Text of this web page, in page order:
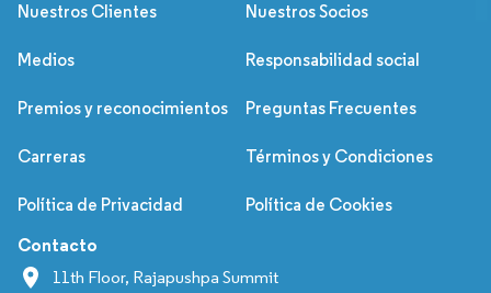
Nuestros Clientes Nuestros Socios
Medios Responsabilidad social
Premios y reconocimientos Preguntas Frecuentes
Carreras Términos y Condiciones
Política de Privacidad Política de Cookies
Contacto
11th Floor, Rajapushpa Summit